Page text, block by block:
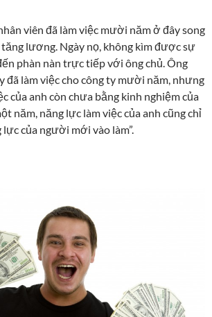
viên đã làm việc mười năm ở đây song
lương. Ngày nọ, không kìm được sự
phàn nàn trực tiếp với ông chủ. Ông
đã làm việc cho công ty mười năm, nhưng
của anh còn chưa bằng kinh nghiệm của
năm, năng lực làm việc của anh cũng chỉ
của người mới vào làm”.